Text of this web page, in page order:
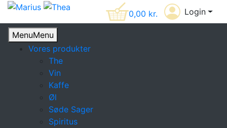
0,00 kr. Login
MenuMenu
Vores produkter
The
Vin
Kaffe
Øl
Søde Sager
Spiritus